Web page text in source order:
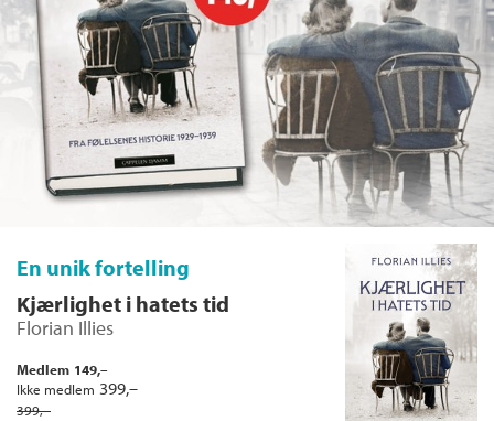
En unik fortelling
Kjærlighet i hatets tid
Florian Illies
Medlem 149,–
Ikke medlem 399,–
399,–
Kjøp